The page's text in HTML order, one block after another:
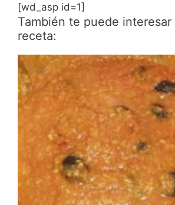
[wd_asp id=1]
También te puede interesar
receta: